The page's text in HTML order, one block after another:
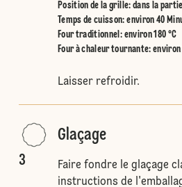
Position de la grille: dans la
Temps de cuisson: environ 40
Four traditionnel : environ 180 °C
Four à chaleur tournante: environ
Laisser refroidir.
3
Glaçage
Faire fondre le glaçage
instructions de